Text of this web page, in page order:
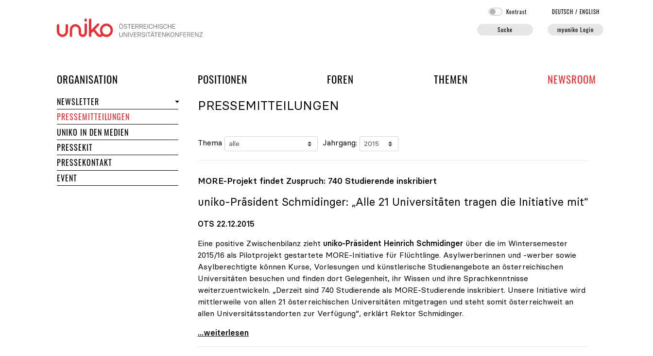
Kontrast DEUTSCH /ENGLISH
Suche myuniko Login
ORGANISATION POSITIONEN FOREN UND ARBEITSGRUPPEN DER UNIKO
THEMEN NEWSROOM
NEWSLETTER
PRESSEMITTEILUNGEN
UNIKO IN DEN MEDIEN
PRESSEKIT
PRESSEKONTAKT
EVENT
PRESSEMITTEILUNGEN
Thema Jahrgang:
MORE-Projekt findet Zuspruch: 740 Studierende inskribiert
uniko-Präsident Schmidinger: „Alle 21 Universitäten tragen die Initiative mit“
OTS 22.12.2015
Eine positive Zwischenbilanz zieht uniko-Präsident Heinrich Schmidinger über die im Wintersemester
2015/16 als Pilotprojekt gestartete MORE-Initiative für Flüchtlinge. Asylwerberinnen und -werber sowie
Asylberechtigte können Kurse, Vorlesungen und künstlerische Studienangebote an österreichischen
Universitäten besuchen und finden dort Gelegenheit, ihr Wissen und ihre Sprachkenntnisse
weiterzuentwickeln. „Derzeit sind 740 Studierende als MORE-Studierende inskribiert. Unsere Initiative wird
mittlerweile von allen 21 österreichischen Universitäten mitgetragen und steht somit österreichweit an
allen Universitätsstandorten zur Verfügung“, erklärt Rektor Schmidinger.
MORE-Projekt findet Zuspruch: 740 Studierende
...weiterlesen